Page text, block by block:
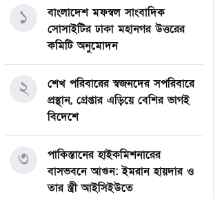
বাংলাদেশ মফস্বল সাংবাদিক
সোসাইটির ঢাকা মহানগর উত্তরের
কমিটি অনুমোদন
১
শেখ পরিবারের স্বজনদের সপরিবারে
প্রস্থান, গ্রেপ্তার এড়িয়ে বেশির ভাগই
বিদেশে
২
পাকিস্তানের হাইকমিশনারের
বাসভবনে আগুন: ইমরান হায়দার ও
তার স্ত্রী আইসিইউতে
৩